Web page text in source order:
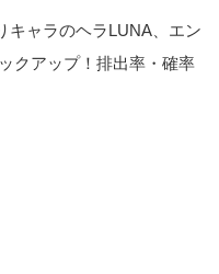
キャラのヘラLUNA、エン
クアップ！排出率・確率